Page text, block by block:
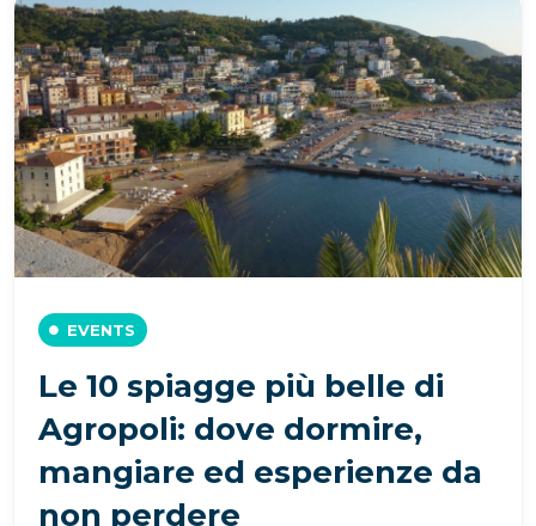
EVENTS
Le 10 spiagge più belle di
Agropoli: dove dormire,
mangiare ed esperienze da
non perdere